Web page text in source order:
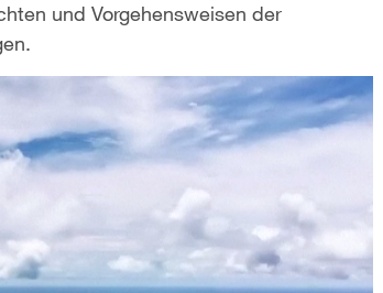
und Vorgehensweisen der